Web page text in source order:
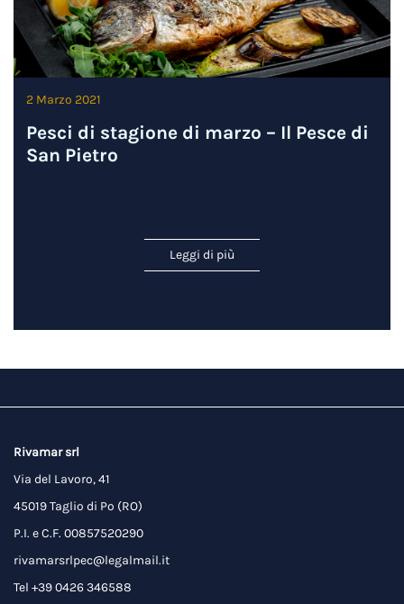
2 Marzo 2021
Pesci di stagione di marzo – Il Pesce di
San Pietro
Leggi di più
Rivamar srl
Via del Lavoro, 41
45019 Taglio di Po (RO)
P.I. e C.F. 00857520290
rivamarsrlpec@legalmail.it
Tel +39 0426 346588